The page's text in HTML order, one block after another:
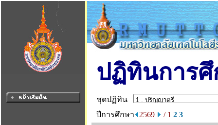
ปฏิทินการ
ชุดปฏิทิน
ปีการศึกษา
2569 / 1 2 3